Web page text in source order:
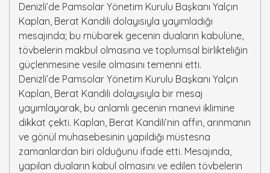
Denizli’de Pamsolar Yönetim Kurulu Başkanı Yalçın
Kaplan, Berat Kandili dolayısıyla yayımladığı
mesajında; bu mübarek gecenin duaların kabulüne,
tövbelerin makbul olmasına ve toplumsal birlikteliğin
güçlenmesine vesile olmasını temenni etti.
Denizli’de Pamsolar Yönetim Kurulu Başkanı Yalçın
Kaplan, Berat Kandili dolayısıyla bir mesaj
yayımlayarak, bu anlamlı gecenin manevi iklimine
dikkat çekti. Kaplan, Berat Kandili’nin affın, arınmanın
ve gönül muhasebesinin yapıldığı müstesna
zamanlardan biri olduğunu ifade etti. Mesajında,
yapılan duaların kabul olmasını ve edilen tövbelerin